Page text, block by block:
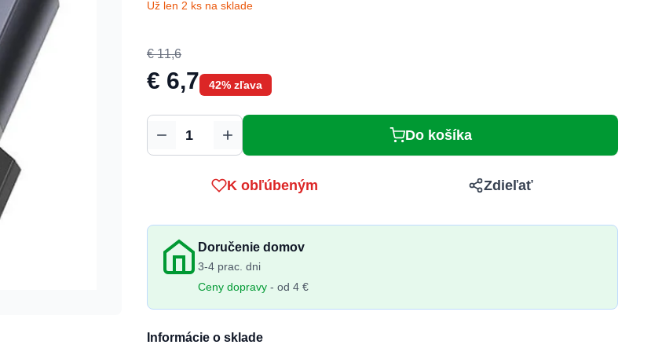
Už len 2 ks na sklade
€ 11,6
€ 6,7 42% zľava
Množstvo Do košíka
K obľúbeným Zdieľať
Doručenie domov
3-4 prac. dni
Ceny dopravy - od 4 €
Informácie o sklade